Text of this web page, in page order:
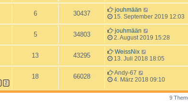
6 30437
jouhmään
15. September 2019 12:03
5 34803
jouhmään
2. August 2019 15:28
13 43295
WeissNix
13. Juli 2018 18:05
2
18 66028
Andy-67
4. März 2018 09:10
9